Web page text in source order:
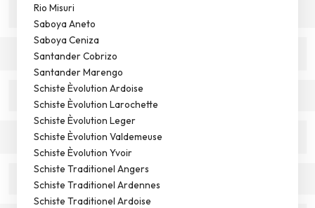
Rio Misuri
Saboya Aneto
Saboya Ceniza
Santander Cobrizo
Santander Marengo
Schiste Èvolution Ardoise
Schiste Èvolution Larochette
Schiste Èvolution Leger
Schiste Èvolution Valdemeuse
Schiste Èvolution Yvoir
Schiste Traditionel Angers
Schiste Traditionel Ardennes
Schiste Traditionel Ardoise